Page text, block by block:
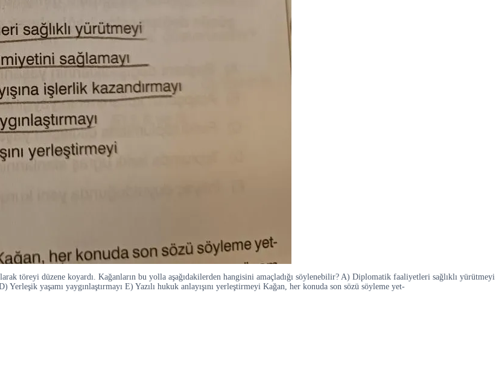
töreyi düzene koyardı. Kağanların bu yolla aşağıdakilerden hangisini amaçladığı söylenebilir? A) Diplomatik faaliyetleri sağlıklı yürütmeyi
yaşamı yaygınlaştırmayı E) Yazılı hukuk anlayışını yerleştirmeyi Kağan, her konuda son sözü söyleme yet-